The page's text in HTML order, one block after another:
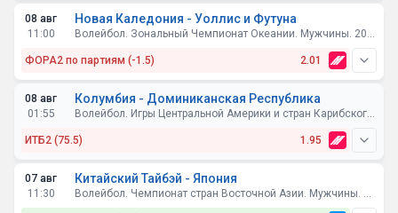
08 авг
11:00
Новая Каледония - Уоллис и Футуна
Волейбол. Зональный Чемпионат Океании. Мужчины. 2026. Гуам. Групповой этап
ФОРА2 по партиям (-1.5) 2.01
08 авг
01:55
Колумбия - Доминиканская Республика
Волейбол. Игры Центральной Америки и стран Карибского бассейна. Женщины. 2026. Доминиканская Республика. Финал
ИТБ2 (75.5) 1.95
07 авг
11:30
Китайский Тайбэй - Япония
Волейбол. Чемпионат стран Восточной Азии. Мужчины. Монголия